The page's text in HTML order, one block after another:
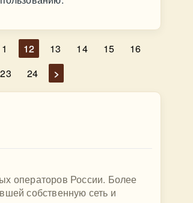
12 13 14 15
16
23 24 >
операторов России. Более
собственную сеть и